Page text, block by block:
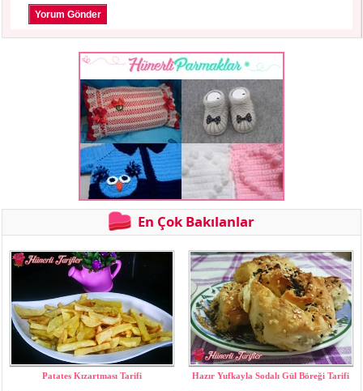
Yorum Gönder
En Çok Bakılanlar
Patates Kızartması Tarifi Hazır Yufkayla Sodalı Gül Böreği Tarifi